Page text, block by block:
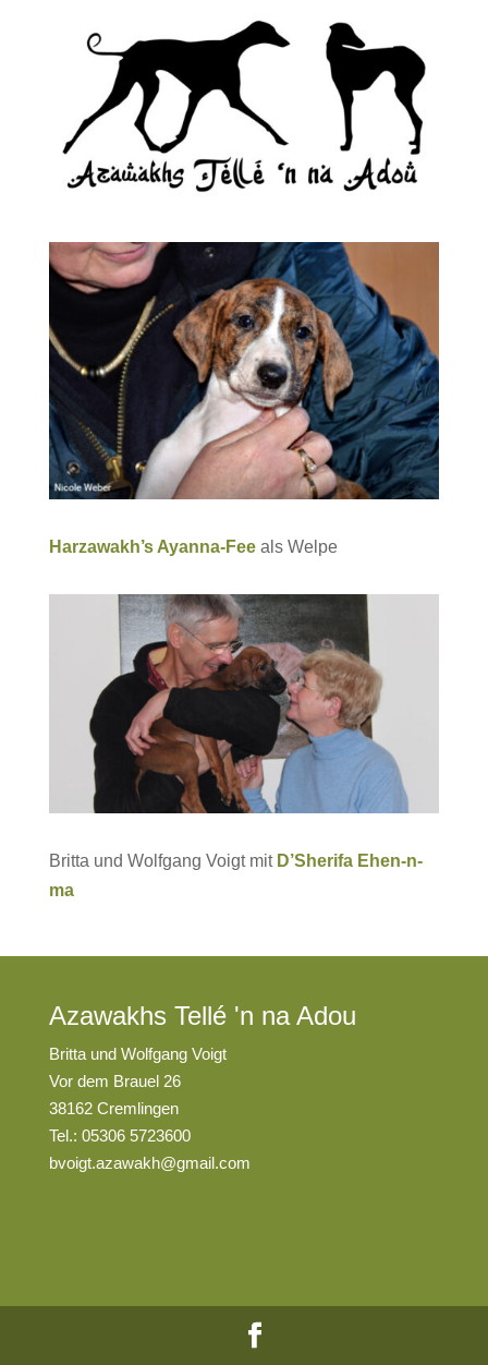
Harzawakh’s Ayanna-Fee als Welpe
Britta und Wolfgang Voigt mit D’Sherifa Ehen-n-
ma
Azawakhs Tellé 'n na Adou
Britta und Wolfgang Voigt
Vor dem Brauel 26
38162 Cremlingen
Tel.: 05306 5723600
bvoigt.azawakh@gmail.com